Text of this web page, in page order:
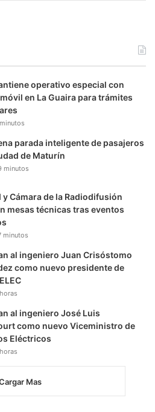
b
e
g
r
m
r
a
k
operativo especial con
en La Guaira para trámites
parada inteligente de pasajeros
de Maturín
minutos
y Cámara de la Radiodifusión
mesas técnicas tras eventos
minutos
al ingeniero Juan Crisóstomo
como nuevo presidente de
al ingeniero José Luis
como nuevo Viceministro de
Eléctricos
Mas